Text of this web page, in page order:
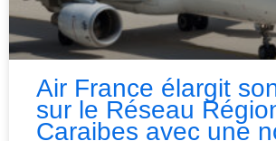
Air France élargit
sur le Réseau
Caraibes avec une